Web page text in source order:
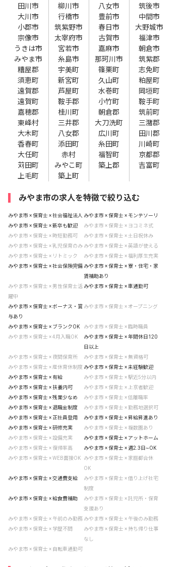
田川市
柳川市 八女市
筑後市
大川市
行橋市 豊前市
中間市
小郡市
筑紫野市 春日市
大野城市
宗像市
太宰府市 古賀市
福津市
うきは市
宮若市 嘉麻市
朝倉市
みやま市
糸島市 那珂川市
筑紫郡
糟屋郡
宇美町 篠栗町
志免町
須恵町
新宮町 久山町
粕屋町
遠賀郡
芦屋町 水巻町
岡垣町
遠賀町
鞍手郡 小竹町
鞍手町
嘉穂郡
桂川町 朝倉郡
筑前町
東峰村
三井郡 大刀洗町
三潴郡
大木町
八女郡 広川町
田川郡
香春町
添田町 糸田町
川崎町
大任町
赤村 福智町
京都郡
苅田町
みやこ町 築上郡
吉富町
上毛町
築上町
みやま市の求人を特徴で絞り込む
みやま市 × 保育士 × 社会福祉法人 みやま市 × 保育士 × モンテソーリ
みやま市 × 保育士 × 新卒も歓迎
みやま市 × 保育士 × ヨコミネ式
みやま市 × 保育士 × 時短勤務可
みやま市 × 保育士 × 土日祝休み
みやま市 × 保育士 × 乳児保育のみ みやま市 × 保育士 × 英語が使える
みやま市 × 保育士 × リトミック
みやま市 × 保育士 × 福利厚生充実
みやま市 × 保育士 × 社会保険完備 みやま市 × 保育士 × 寮・住宅・家
賃補助あり
みやま市 × 保育士 × 男性保育士活
躍中
みやま市 × 保育士 × 車通勤可
みやま市 × 保育士 × ボーナス・賞
与あり
みやま市 × 保育士 × オープニング
みやま市 × 保育士 × ブランクOK
みやま市 × 保育士 × 臨時職員
みやま市 × 保育士 × 4月入職OK
みやま市 × 保育士 × 年間休日120
日以上
みやま市 × 保育士 × 夜間保育所
みやま市 × 保育士 × 無資格可
みやま市 × 保育士 × 産休育休制度 みやま市 × 保育士 × 未経験歓迎
みやま市 × 保育士 × 有給
みやま市 × 保育士 × 駅近5分以内
みやま市 × 保育士 × 扶養内可
みやま市 × 保育士 × 上京者歓迎
みやま市 × 保育士 × 残業少なめ
みやま市 × 保育士 × 低離職率
みやま市 × 保育士 × 退職金制度
みやま市 × 保育士 × 勤務地選択可
みやま市 × 保育士 × 正社員登用
みやま市 × 保育士 × 昇給昇進あり
みやま市 × 保育士 × 研修充実
みやま市 × 保育士 × 複数園あり
みやま市 × 保育士 × 設備充実
みやま市 × 保育士 × アットホーム
みやま市 × 保育士 × 復帰率高
みやま市 × 保育士 × 週2.3日~OK
みやま市 × 保育士 × WEB面接OK
みやま市 × 保育士 × 家庭都合休
OK
みやま市 × 保育士 × 交通費支給
みやま市 × 保育士 × 借り上げ社宅
制度
みやま市 × 保育士 × 給食費補助
みやま市 × 保育士 × 託児所・保育
支援あり
みやま市 × 保育士 × 午前のみ勤務 みやま市 × 保育士 × 午後のみ勤務
みやま市 × 保育士 × 学歴不問
みやま市 × 保育士 × 持ち帰り仕事
なし
みやま市 × 保育士 × 自転車通勤可